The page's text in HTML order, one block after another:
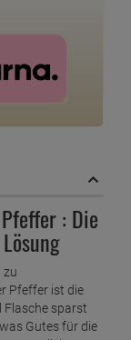
: Die
zu
Pfeffer ist die
Flasche sparst
Gutes für die